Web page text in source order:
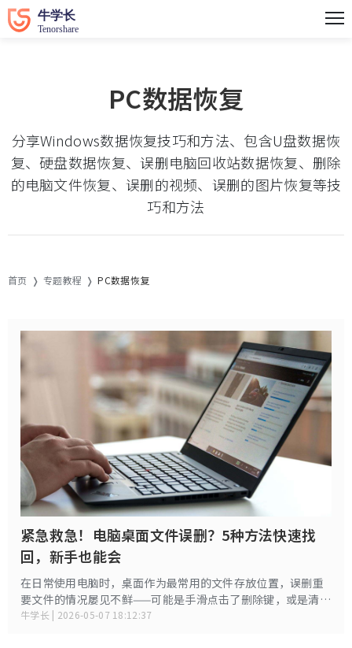
PC数据恢复
分享Windows数据恢复技巧和方法、包含U盘数据恢
复、硬盘数据恢复、误删电脑回收站数据恢复、删除
的电脑文件恢复、误删的视频、误删的图片恢复等技
巧和方法
首页 专题教程 PC数据恢复
紧急救急！电脑桌面文件误删？5种方法快速找
回，新手也能会
在日常使用电脑时，桌面作为最常用的文件存放位置，误删重
要文件的情况屡见不鲜——可能是手滑点击了删除键，或是清理
桌面时不慎清空了回收站，甚至被恶意软件自动删除。面对突
牛学长 | 2026-05-07 18:12:37